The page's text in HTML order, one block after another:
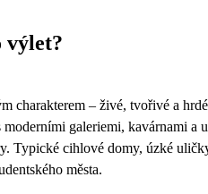
výlet?
charakterem – živé, tvořivé a
moderními galeriemi, kavárnami
Typické cihlové domy, úzké
města.